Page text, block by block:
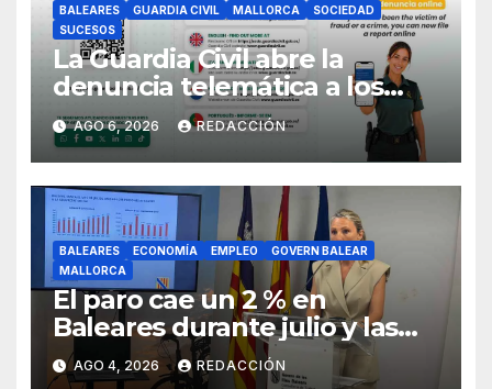
BALEARES GUARDIA CIVIL MALLORCA
SOCIEDAD
SUCESOS
La Guardia Civil abre la
denuncia telemática a los
ciudadanos europeos
AGO 6, 2026 REDACCIÓN
BALEARES ECONOMÍA EMPLEO
GOVERN BALEAR
MALLORCA
El paro cae un 2 % en
Baleares durante julio y las
islas lideran la contratación
indefinida
AGO 4, 2026 REDACCIÓN